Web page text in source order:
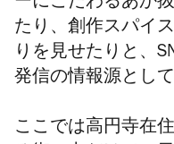
ーにこだわるあか
たり、創作スパイ
りを見せたりと、
発信の情報源とし
ここでは高円寺在